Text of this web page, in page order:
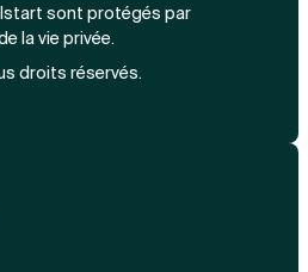
sont protégés par
la vie privée.
droits réservés.